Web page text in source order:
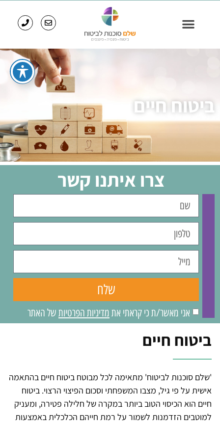
ביטוח חיים
צרו איתנו קשר
אני מאשר/ת כי קראתי את מדיניות הפרטיות של האתר
שלח
ביטוח חיים
'שלם סוכנות לביטוח' מתאימה לכל מבוטח ביטוח חיים בהתאמה
אישית על פי גיל, מצבו המשפחתי וסכום הפיצוי הרצוי. ביטוח
חיים הוא הכיסוי הטוב ביותר במקרה של חלילה פטירה, ומעניק
למוטבים הזדמנות לשמור על רמת חייהם הכלכלית באמצעות